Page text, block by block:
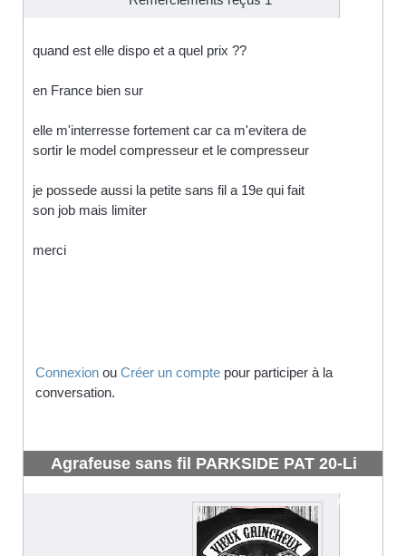
quand est elle dispo et a quel prix ??
en France bien sur
elle m'interresse fortement car ca m'evitera de
sortir le model compresseur et le compresseur
je possede aussi la petite sans fil a 19e qui fait
son job mais limiter
merci
Connexion ou Créer un compte pour participer à la
conversation.
Agrafeuse sans fil PARKSIDE PAT 20-Li
#4302